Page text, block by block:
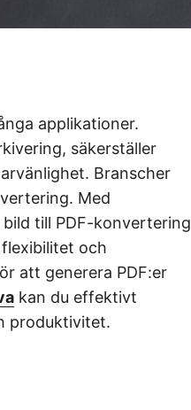
applikationer.
säkerställer
Branscher
Med
till PDF-konvertering
och
att generera PDF:er
kan du effektivt
produktivitet.